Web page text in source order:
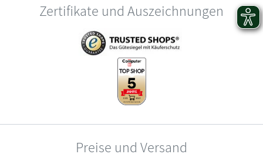
Zertifikate und Auszeichnungen
Preise und Versand